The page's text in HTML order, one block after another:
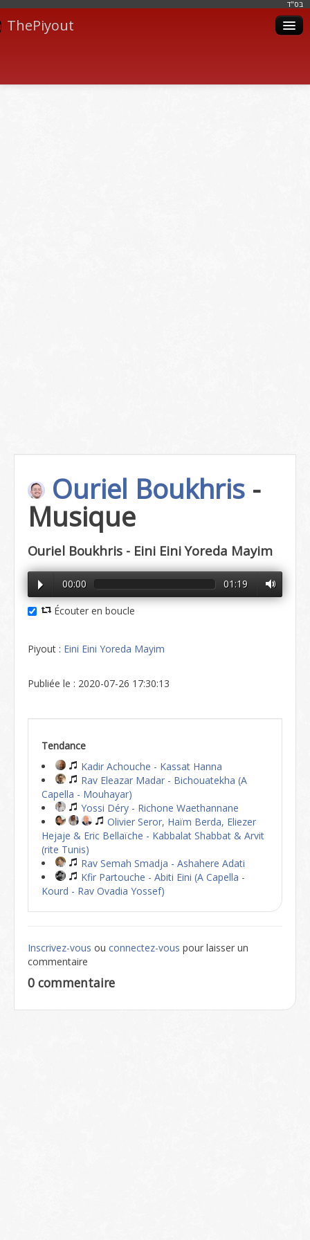
בּס"ד
ThePiyout
Ouriel Boukhris -
Musique
Ouriel Boukhris - Eini Eini Yoreda Mayim
00:00 01:19
Écouter en boucle
Piyout : Eini Eini Yoreda Mayim
Publiée le : 2020-07-26 17:30:13
Tendance
Kadir Achouche - Kassat Hanna
Rav Eleazar Madar - Bichouatekha (A
Capella - Mouhayar)
Yossi Déry - Richone Waethannane
Olivier Seror, Haïm Berda, Eliezer
Hejaje & Eric Bellaïche - Kabbalat Shabbat & Arvit
(rite Tunis)
Rav Semah Smadja - Ashahere Adati
Kfir Partouche - Abiti Eini (A Capella -
Kourd - Rav Ovadia Yossef)
Inscrivez-vous ou connectez-vous pour laisser un
commentaire
0 commentaire